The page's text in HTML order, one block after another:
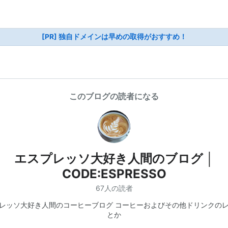
[PR] 独自ドメインは早めの取得がおすすめ！
このブログの読者になる
エスプレッソ大好き人間のブログ │
CODE:ESPRESSO
67人の読者
ッソ大好き人間のコーヒーブログ コーヒーおよびその他ドリンクの
とか